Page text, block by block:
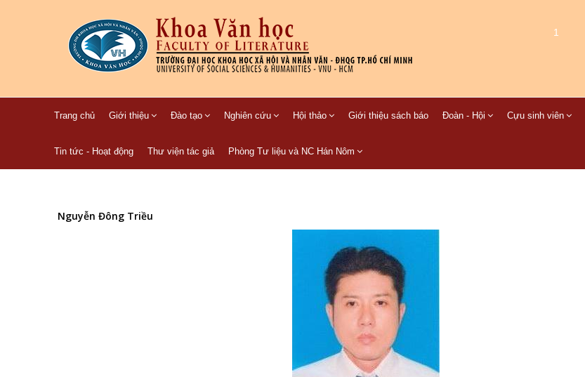
1
Trang chủ Giới thiệu Đào tạo Nghiên cứu Hội thảo Giới thiệu sách báo Đoàn - Hội Cựu sinh viên
Tin tức - Hoạt động Thư viện tác giả Phòng Tư liệu và NC Hán Nôm
Nguyễn Đông Triều